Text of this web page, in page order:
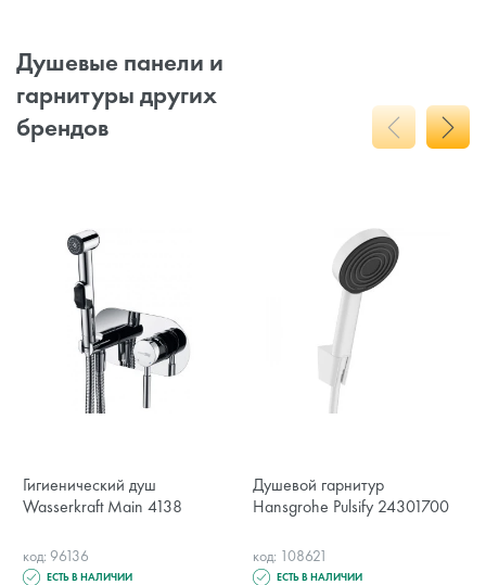
Душевые панели и
гарнитуры других
брендов
Гигиенический душ
Wasserkraft Main 4138
код: 96136
ЕСТЬ В НАЛИЧИИ
Душевой гарнитур
Hansgrohe Pulsify 24301700
код: 108621
ЕСТЬ В НАЛИЧИИ